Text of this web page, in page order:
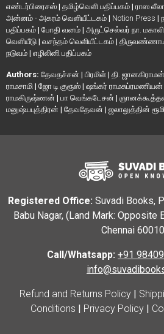
எண்டர்பிரைசஸ் | தமிழ்வெளி பதிப்பகம் | ராஸ
அன்னம் - அகரம் வெளியீட்டகம் | Notion Press |
பதிப்பகம் | போதி வனம் | அருட்செல்வர் நா.
வெளியீடு | வசந்தம் வெளியீட்டகம் |
நடுவம் | எழிலினி பதிப்பகம்
Authors: தேவதச்சன் | பிரமிள் | தி. ஜானகிராமன்
ராமசாமி | ஜோ டி குரூஸ் | ஷங்கர் ராமசுப்ரமணியன்
ராமகிருஷ்ணன் | பா வெங்கடேசன் |
மனுஷ்யபுத்திரன் | தேவதேவன் | ஜலாலுத்தின் ரூமி
Registered Office: Suvadi Books,
Babu Nagar, (Land Mark: Opposite
Chennai
Call/Whatsapp: +91
Refund and Returns Policy|
Conditions | Privacy Policy|